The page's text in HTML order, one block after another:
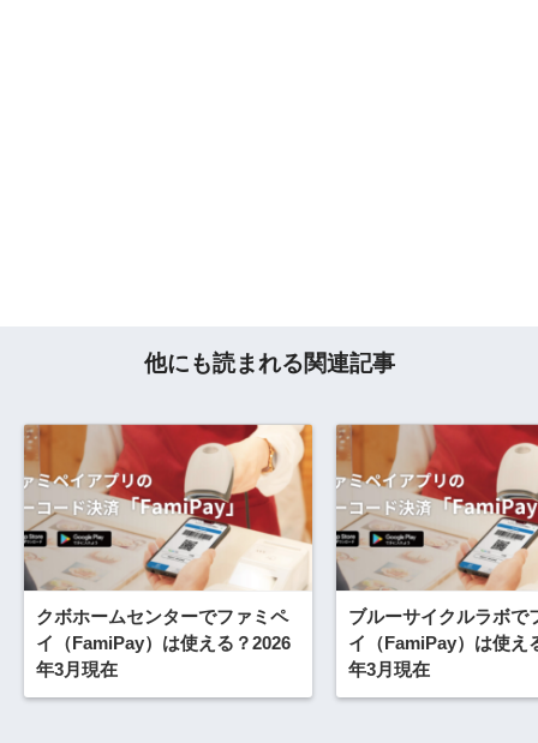
他にも読まれる関連記事
クボホームセンターでファミペ
イ（FamiPay）は使える？2026
年3月現在
ブルーサイクルラボで
イ（FamiPay）は使え
年3月現在